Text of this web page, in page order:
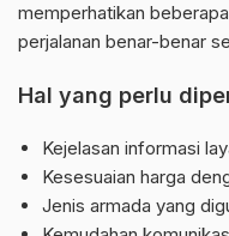
memperhatikan
perjalanan benar-benar
Hal yang perlu
Kejelasan informasi
Kesesuaian harga
Jenis armada yang